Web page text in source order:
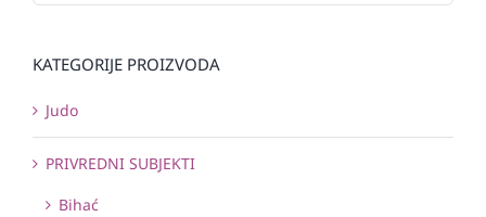
KATEGORIJE PROIZVODA
Judo
PRIVREDNI SUBJEKTI
Bihać